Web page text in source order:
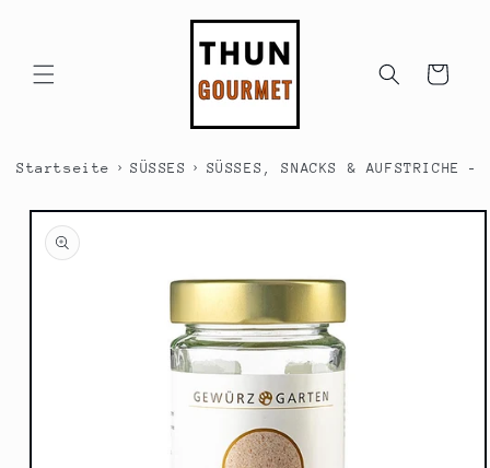
Warenkorb
Startseite › SÜSSES › SÜSSES, SNACKS & AUFSTRICHE -